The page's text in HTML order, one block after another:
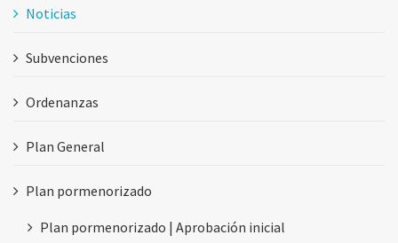
Noticias
Subvenciones
Ordenanzas
Plan General
Plan pormenorizado
Plan pormenorizado | Aprobación inicial